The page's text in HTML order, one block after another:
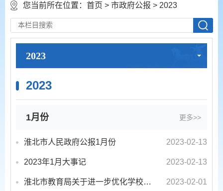
您当前所在位置： 首页 > 市政府公报 > 2023
2023
2023
1月份 更多>>
淮北市人民政府公报1月份 2023-02-13
2023年1月大事记 2023-02-13
淮北市教育局关于进一步优化学校疫情防控工作的通知 2023-02-01